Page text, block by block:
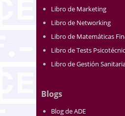
Libro de Marketing
Libro de Networking
Libro de Matemáticas
Libro de Tests
Libro de Gestión
Blogs
Blog de ADE